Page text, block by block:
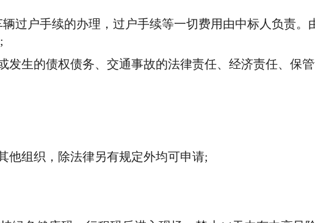
户手续的办理，过户手续等一切费用由中标人负责。
生的债权债务、交通事故的法律责任、经济责任、保管
组织，除法律另有规定外均可申请;